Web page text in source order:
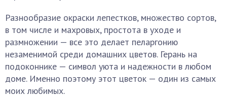
Разнообразие окраски лепестков, множество сортов,
в том числе и махровых, простота в уходе и
размножении — все это делает пеларгонию
незаменимой среди домашних цветов. Герань на
подоконнике — символ уюта и надежности в любом
доме. Именно поэтому этот цветок — один из самых
моих любимых.